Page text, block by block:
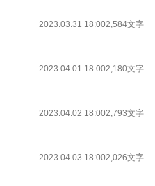
2023.03.31 18:002,584文字
2023.04.01 18:002,180文字
2023.04.02 18:002,793文字
2023.04.03 18:002,026文字